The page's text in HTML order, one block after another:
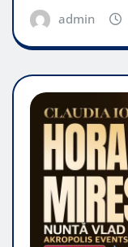
admin